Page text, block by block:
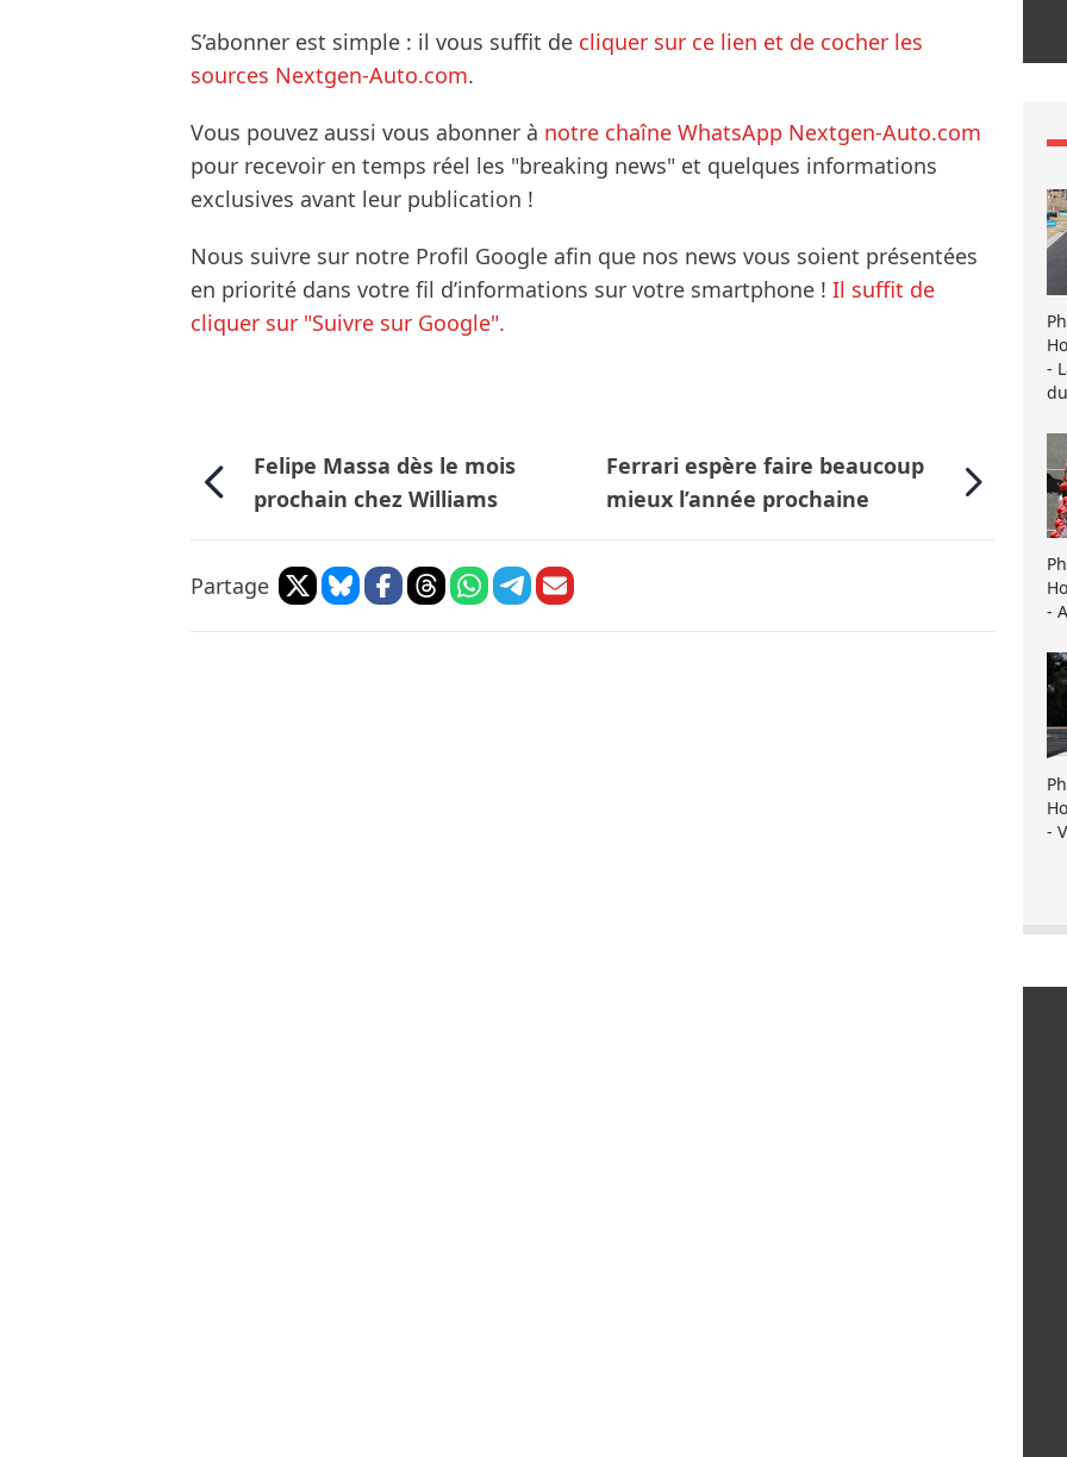
S’abonner est simple : il vous suffit de cliquer sur ce lien et de cocher les
sources Nextgen-Auto.com.
Vous pouvez aussi vous abonner à notre chaîne WhatsApp Nextgen-Auto.com
pour recevoir en temps réel les "breaking news" et quelques informations
exclusives avant leur publication !
Nous suivre sur notre Profil Google afin que nos news vous soient présentées
en priorité dans votre fil d’informations sur votre smartphone ! Il suffit de
cliquer sur "Suivre sur Google".
Felipe Massa dès le mois
prochain chez Williams
Ferrari espère faire beaucoup
mieux l’année prochaine
Partage
-
-
-